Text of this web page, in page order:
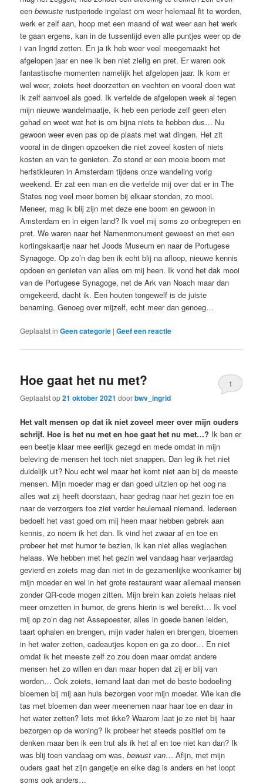
eenbewuste rustperiode ingelast om weer helemaal fit te worden,
werk er zelf aan, hoop met een maand of wat weer aan het werk
te gaan ergens, kan in de tussentijd even alle puntjes weer op de
i van Ingrid zetten. En ja ik heb weer veel meegemaakt het
afgelopen jaar en nee ik ben niet zielig en pret. Er waren ook
fantastische momenten namelijk het afgelopen jaar. Ik kom er
wel weer, zoiets heet doorzetten en vechten en vooral doen wat
ik zelf aanvoel als goed. Ik vertelde de afgelopen week al tegen
mijn nieuwe wandelmaatje, ik heb een periode zelf geen eten
gehad en weet wat het is om bijna niets te hebben dus… Nu
gewoon weer even pas op de plaats met wat dingen. Het zit
vooral in de dingen opzoeken die niet zoveel kosten of niets
kosten en van te genieten. Zo stond er een mooie boom met
herfstkleuren in Amsterdam tijdens onze wandeling vorig
weekend. Er zat een man en die vertelde mij over dat er in The
States nog veel meer bomen bij elkaar stonden, zo mooi.
Meneer, mag ik blij zijn met deze ene boom en gewoon in
Amsterdam en in eigen land? Ik voel mij soms zo onbegrepen en
pret. We waren naar het Namenmonument geweest en met een
kortingskaartje naar het Joods Museum en naar de Portugese
Synagoge. Op zo’n dag ben ik echt blij na afloop, nieuwe kennis
opdoen en genieten van alles om mij heen. Ik vond het dak mooi
van de Portugese Synagoge, net de Ark van Noach maar dan
omgekeerd, dacht ik. Een houten tongewelf is de juiste
benaming. Genoeg over mijzelf, echt meer dan genoeg…
Geplaatst in Geen categorie |Geef een reactie
Hoe gaat het nu met?
Geplaatst op21 oktober 2021 doorbwv_ingrid
1
Het valt mensen op dat ik niet zoveel meer over mijn ouders
schrijf. Hoe is het nu met en hoe gaat het nu met…? Ik ben er
een beetje klaar mee eerlijk gezegd en mede omdat in mijn
beleving de mensen het toch niet snappen. Dan leg ik het niet
duidelijk uit? Nou echt wel maar het komt niet aan bij de meeste
mensen. Mijn moeder mag er dan goed uitzien op het oog na
alles wat zij heeft doorstaan, haar gedrag naar het gezin toe en
naar de verzorgers toe ziet verder heulemaal niemand. Iedereen
bedoelt het vast goed om mij heen maar hebben gebrek aan
kennis, zo noem ik het dan. Ik vind het zwaar af en toe en
probeer het met humor te bezien, ik kan niet alles weglachen
helaas. We hebben met het gezin wel vandaag haar verjaardag
gevierd en zoiets mag dan niet in de gezamenlijke woonkamer bij
mijn moeder en wel in het grote restaurant waar allemaal mensen
zonder QR-code mogen zitten. Mijn brein kan zoiets helaas niet
meer omzetten in humor, de grens hierin is wel bereikt… Ik voel
mij op zo’n dag net Assepoester, alles in goede banen leiden,
taart ophalen en brengen, mijn vader halen en brengen, bloemen
in het water zetten, cadeautjes kopen en ga zo door… En niet
omdat ik het meeste zelf zo zou doen maar omdat andere
mensen het zo willen en dan maar hopen dat zij er blij van
worden… Ook zoiets, iemand laat dan met de beste bedoeling
bloemen bij mij aan huis bezorgen voor mijn moeder. Wie kan die
tas met bloemen dan weer meenemen naar haar toe en daar in
het water zetten? Iets met ikke? Waarom laat je ze niet bij haar
bezorgen op de woning? Ik probeer het steeds positief om te
denken maar ben ik een trut als ik het af en toe niet kan dan? Ik
was blij toen vandaag om was,bewust van… Afijn, met mijn
ouders gaat het zijn gangetje en elke dag is anders en het loopt
soms ook anders…